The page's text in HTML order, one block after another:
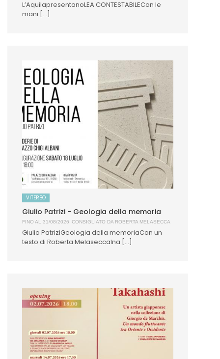
L’AquilapresentanoLEA CONTESTABILECon le
mani [...]
VITERBO
Giulio Patrizi - Geologia della memoria
FINO AL 31/08/2026 CONSIGLIATO DA ROBERTA MELASECCA
Giulio PatriziGeologia della memoriaCon un
testo di Roberta MelaseccaIna [...]